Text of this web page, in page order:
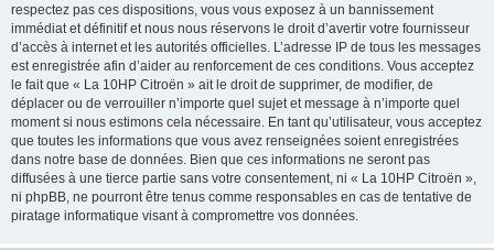
respectez pas ces dispositions, vous vous exposez à un bannissement
immédiat et définitif et nous nous réservons le droit d’avertir votre fournisseur
d’accès à internet et les autorités officielles. L’adresse IP de tous les messages
est enregistrée afin d’aider au renforcement de ces conditions. Vous acceptez
le fait que « La 10HP Citroën » ait le droit de supprimer, de modifier, de
déplacer ou de verrouiller n’importe quel sujet et message à n’importe quel
moment si nous estimons cela nécessaire. En tant qu’utilisateur, vous acceptez
que toutes les informations que vous avez renseignées soient enregistrées
dans notre base de données. Bien que ces informations ne seront pas
diffusées à une tierce partie sans votre consentement, ni « La 10HP Citroën »,
ni phpBB, ne pourront être tenus comme responsables en cas de tentative de
piratage informatique visant à compromettre vos données.